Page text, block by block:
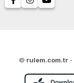
© rulem.com.tr -